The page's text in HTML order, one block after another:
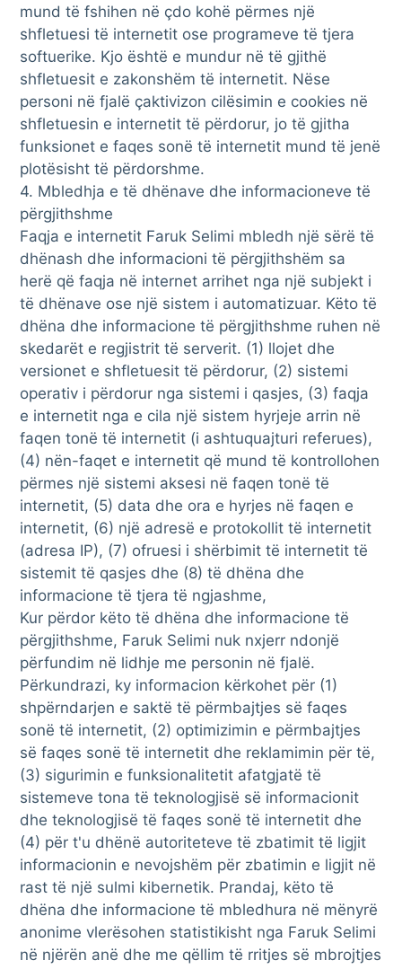
mund të fshihen në çdo kohë përmes një
shfletuesi të internetit ose programeve të tjera
softuerike. Kjo është e mundur në të gjithë
shfletuesit e zakonshëm të internetit. Nëse
personi në fjalë çaktivizon cilësimin e cookies në
shfletuesin e internetit të përdorur, jo të gjitha
funksionet e faqes sonë të internetit mund të jenë
plotësisht të përdorshme.
4. Mbledhja e të dhënave dhe informacioneve të
përgjithshme
Faqja e internetit Faruk Selimi mbledh një sërë të
dhënash dhe informacioni të përgjithshëm sa
herë që faqja në internet arrihet nga një subjekt i
të dhënave ose një sistem i automatizuar. Këto të
dhëna dhe informacione të përgjithshme ruhen në
skedarët e regjistrit të serverit. (1) llojet dhe
versionet e shfletuesit të përdorur, (2) sistemi
operativ i përdorur nga sistemi i qasjes, (3) faqja
e internetit nga e cila një sistem hyrjeje arrin në
faqen tonë të internetit (i ashtuquajturi referues),
(4) nën-faqet e internetit që mund të kontrollohen
përmes një sistemi aksesi në faqen tonë të
internetit, (5) data dhe ora e hyrjes në faqen e
internetit, (6) një adresë e protokollit të internetit
(adresa IP), (7) ofruesi i shërbimit të internetit të
sistemit të qasjes dhe (8) të dhëna dhe
informacione të tjera të ngjashme,
Kur përdor këto të dhëna dhe informacione të
përgjithshme, Faruk Selimi nuk nxjerr ndonjë
përfundim në lidhje me personin në fjalë.
Përkundrazi, ky informacion kërkohet për (1)
shpërndarjen e saktë të përmbajtjes së faqes
sonë të internetit, (2) optimizimin e përmbajtjes
së faqes sonë të internetit dhe reklamimin për të,
(3) sigurimin e funksionalitetit afatgjatë të
sistemeve tona të teknologjisë së informacionit
dhe teknologjisë të faqes sonë të internetit dhe
(4) për t'u dhënë autoriteteve të zbatimit të ligjit
informacionin e nevojshëm për zbatimin e ligjit në
rast të një sulmi kibernetik. Prandaj, këto të
dhëna dhe informacione të mbledhura në mënyrë
anonime vlerësohen statistikisht nga Faruk Selimi
në njërën anë dhe me qëllim të rritjes së mbrojtjes